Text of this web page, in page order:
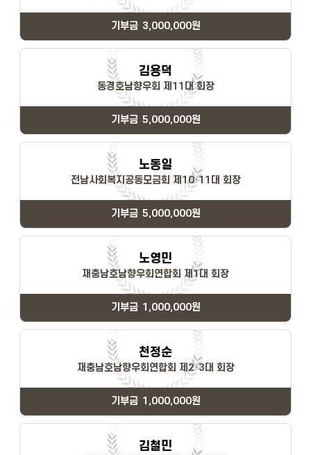
기부금 3,000,000원
김용덕
동경호남향우회 제11대 회장
기부금 5,000,000원
노동일
전남사회복지공동모금회 제10·11대 회장
기부금 5,000,000원
노영민
재충남호남향우회연합회 제1대 회장
기부금 1,000,000원
천정순
재충남호남향우회연합회 제2·3대 회장
기부금 1,000,000원
김철민